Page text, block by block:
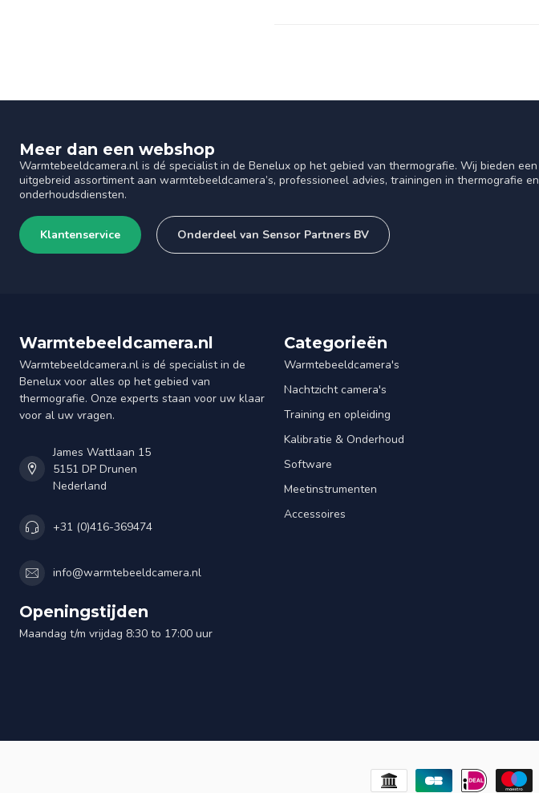
Meer dan een webshop
Warmtebeeldcamera.nl is dé specialist in de Benelux op het gebied van thermografie. Wij bieden een
uitgebreid assortiment aan warmtebeeldcamera’s, professioneel advies, trainingen in thermografie en
onderhoudsdiensten.
Klantenservice Onderdeel van Sensor Partners BV
Warmtebeeldcamera.nl
Warmtebeeldcamera.nl is dé specialist in de
Benelux voor alles op het gebied van
thermografie. Onze experts staan voor uw klaar
voor al uw vragen.
James Wattlaan 15
5151 DP Drunen
Nederland
+31 (0)416-369474
info@warmtebeeldcamera.nl
Openingstijden
Maandag t/m vrijdag 8:30 to 17:00 uur
Categorieën
Warmtebeeldcamera's
Nachtzicht camera's
Training en opleiding
Kalibratie & Onderhoud
Software
Meetinstrumenten
Accessoires